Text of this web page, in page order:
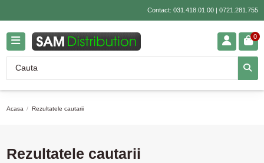
Contact: 031.418.01.00| 0721.281.755
0
Acasa Rezultatele cautarii
Rezultatele cautarii